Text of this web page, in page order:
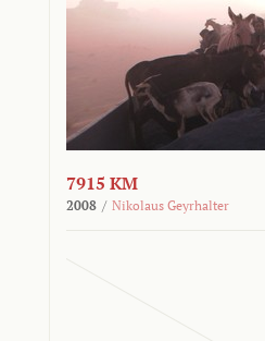
7915 KM
2008 / Nikolaus Geyrhalter